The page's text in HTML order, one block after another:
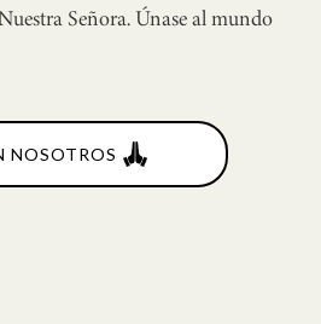
Señora. Únase al mundo
NOSOTROS